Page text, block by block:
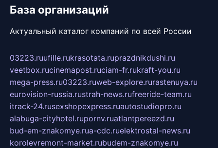
База организаций
Актуальный каталог компаний по всей России
03223.ruufille.rukrasotata.ruprazdnikdushi.ru
veetbox.rucinemapost.ruciam-fr.rukraft-you.ru
mega-press.ru03223.ruweb-explore.rurastenuya.ru
eurovision-russia.rustrah-news.rufreeride-team.ru
itrack-24.rusexshopexpress.ruautostudiopro.ru
alabuga-cityhotel.rupornv.ruatlantpereezd.ru
bud-em-znakomye.rua-cdc.ruelektrostal-news.ru
korolevremont-market.rubudem-znakomye.ru